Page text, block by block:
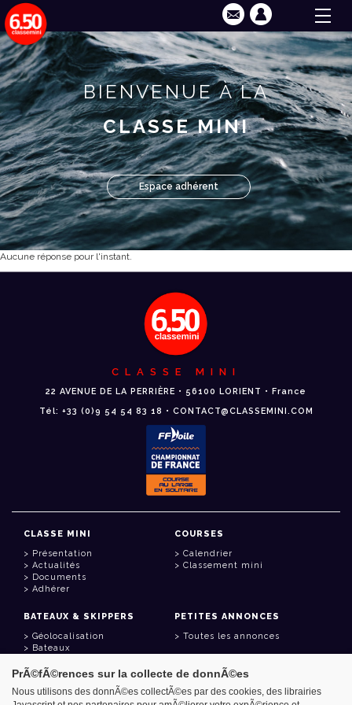
BIENVENUE À LA
CLASSE MINI
Espace adhérent
Aucune réponse pour l'instant.
CLASSE MINI
22 AVENUE DE LA PERRIÈRE • 56100 LORIENT • France
Tél: +33 (0)9 54 54 83 18 • CONTACT@CLASSEMINI.COM
CLASSE MINI
Présentation
Actualités
Documents
Adhérer
COURSES
Calendrier
Classement mini
BATEAUX & SKIPPERS
Géolocalisation
Bateaux
PETITES ANNONCES
Toutes les annonces
LIENS UTILES
PrÃ©fÃ©rences sur la collecte de donnÃ©es
Nous utilisons des donnÃ©es collectÃ©es par des cookies, des librairies